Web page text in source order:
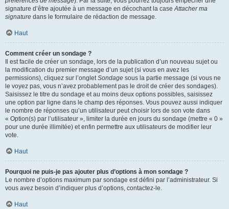
signature d’être ajoutée à un message en décochant la caseAttacher ma
signature dans le formulaire de rédaction de message.
Haut
Comment créer un sondage ?
Il est facile de créer un sondage, lors de la publication d’un nouveau sujet ou
la modification du premier message d’un sujet (si vous en avez les
permissions), cliquez sur l’ongletSondage sous la partie message (si vous ne
le voyez pas, vous n’avez probablement pas le droit de créer des sondages).
Saisissez le titre du sondage et au moins deux options possibles, saisissez
une option par ligne dans le champ des réponses. Vous pouvez aussi indiquer
le nombre de réponses qu’un utilisateur peut choisir lors de son vote dans
« Option(s) par l’utilisateur », limiter la durée en jours du sondage (mettre « 0 »
pour une durée illimitée) et enfin permettre aux utilisateurs de modifier leur
vote.
Haut
Pourquoi ne puis-je pas ajouter plus d’options à mon sondage ?
Le nombre d’options maximum par sondage est défini par l’administrateur. Si
vous avez besoin d’indiquer plus d’options, contactez-le.
Haut